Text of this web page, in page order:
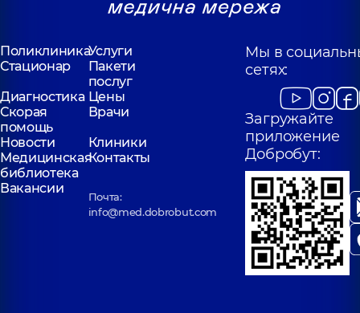
ПоликлиникаУслуги
Стационар
Пакети
послуг
Диагностика Цены
Скорая
помощь
Врачи
Новости
Клиники
Медицинская
библиотека
Контакты
Вакансии
Почта:
info@med.dobrobut.com
Мы в
сетях:
Загружайте
приложение
Добробут: